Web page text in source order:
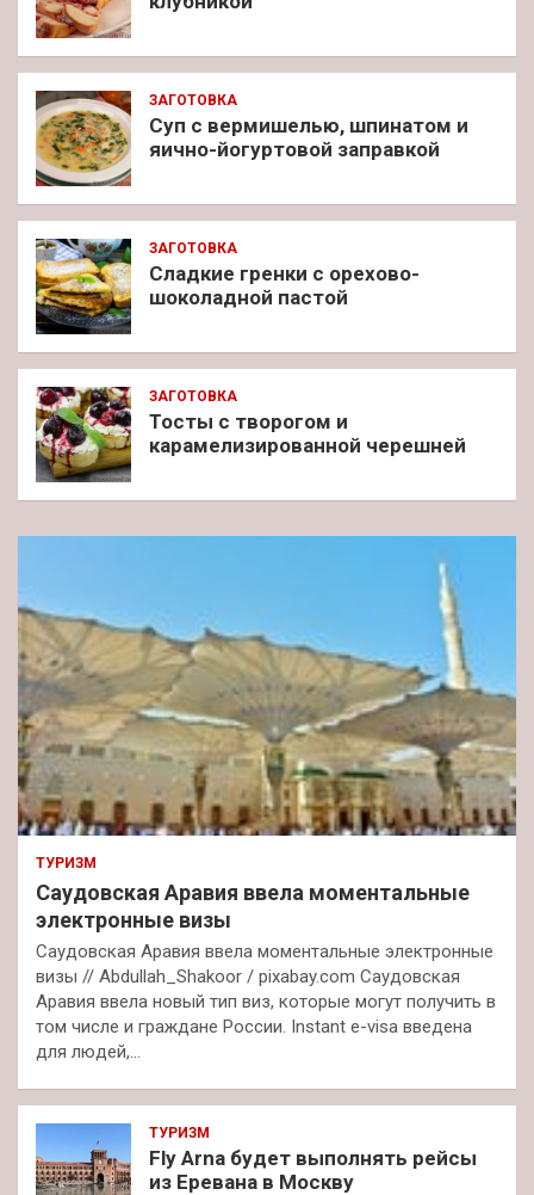
ЗАГОТОВКА
Суп с вермишелью, шпинатом и
яично-йогуртовой заправкой
ЗАГОТОВКА
Сладкие гренки с орехово-
шоколадной пастой
ЗАГОТОВКА
Тосты с творогом и
карамелизированной черешней
ТУРИЗМ
Саудовская Аравия ввела моментальные
электронные визы
Саудовская Аравия ввела моментальные электронные
визы // Abdullah_Shakoor / pixabay.com Саудовская
Аравия ввела новый тип виз, которые могут получить в
том числе и граждане России. Instant e-visa введена
для людей,…
ТУРИЗМ
Fly Arna будет выполнять рейсы
из Еревана в Москву